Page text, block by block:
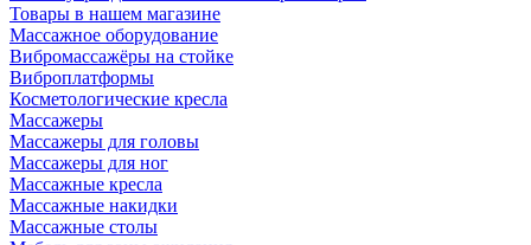
Товары в нашем магазине
Массажное оборудование
Вибромассажёры на стойке
Виброплатформы
Косметологические кресла
Массажеры
Массажеры для головы
Массажеры для ног
Массажные кресла
Массажные накидки
Массажные столы